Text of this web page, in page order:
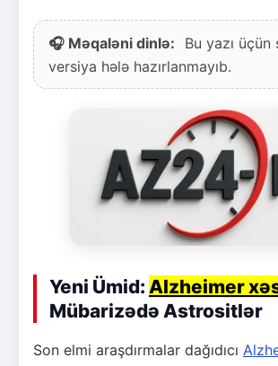
🎧 Məqaləni dinlə:
Bu yazı üçün
versiya hələ hazırlanmayıb.
Yeni Ümid: Alzheimer
Mübarizədə Astrositlər
Son elmi araşdırmalar dağıdıcı